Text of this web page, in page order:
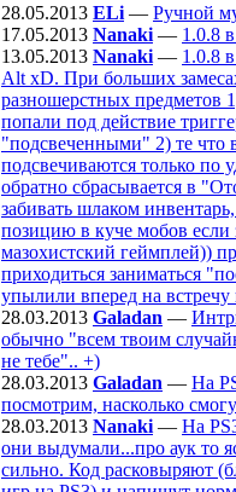
28.05.2013 ELi — Ручной
17.05.2013 Nanaki — 1.0.8
13.05.2013 Nanaki — 1.0.8
Alt xD. При больших
разношерстных предметов
попали под действие
"подсвеченными" 2) те что
подсвечиваются только по
обратно сбрасывается в
забивать шлаком
позицию в куче мобов если
мазохистский геймплей))
приходиться заниматься
упылили вперед на
28.03.2013 Galadan —
обычно "всем твоим
не тебе".. +)
28.03.2013 Galadan — На
посмотрим, насколько
28.03.2013 Nanaki — На
они выдумали...про аук то
сильно. Код расковыряют